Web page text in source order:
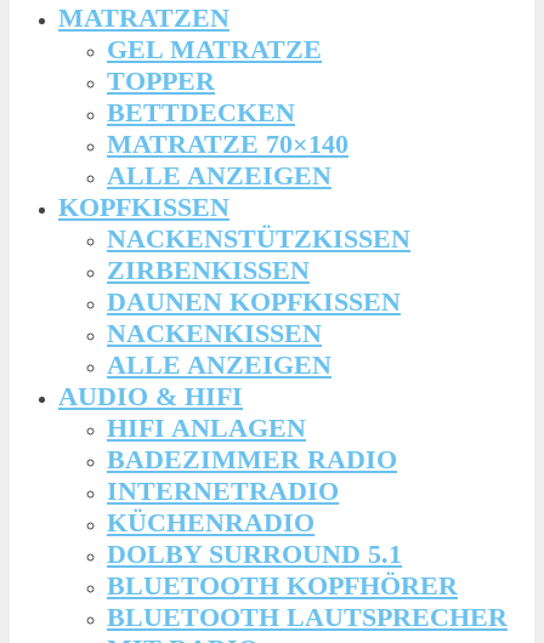
MATRATZEN
GEL MATRATZE
TOPPER
BETTDECKEN
MATRATZE 70×140
ALLE ANZEIGEN
KOPFKISSEN
NACKENSTÜTZKISSEN
ZIRBENKISSEN
DAUNEN KOPFKISSEN
NACKENKISSEN
ALLE ANZEIGEN
AUDIO & HIFI
HIFI ANLAGEN
BADEZIMMER RADIO
INTERNETRADIO
KÜCHENRADIO
DOLBY SURROUND 5.1
BLUETOOTH KOPFHÖRER
BLUETOOTH LAUTSPRECHER